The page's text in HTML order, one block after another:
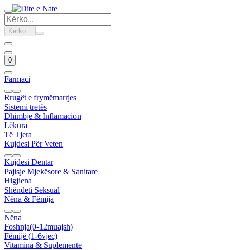
Kërko...
0
Farmaci
Rrugët e frymëmarrjes
Sistemi tretës
Dhimbje & Inflamacion
Lëkura
Të Tjera
Kujdesi Për Veten
Kujdesi Dentar
Pajisje Mjekësore & Sanitare
Higjiena
Shëndeti Seksual
Nëna & Fëmija
Nëna
Foshnja(0-12muajsh)
Fëmijë (1-6vjec)
Vitamina & Suplemente